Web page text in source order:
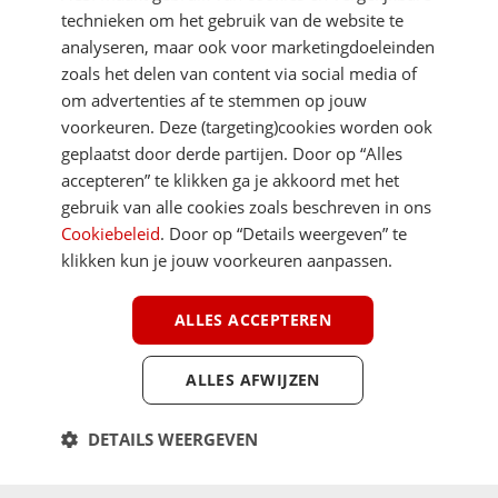
DIRECT NAAR
MEER ACSI FREELIFE
voorbehouden
technieken om het gebruik van de website te
analyseren, maar ook voor marketingdoeleinden
zoals het delen van content via social media of
om advertenties af te stemmen op jouw
voorkeuren. Deze (targeting)cookies worden ook
geplaatst door derde partijen. Door op “Alles
accepteren” te klikken ga je akkoord met het
gebruik van alle cookies zoals beschreven in ons
Cookiebeleid. Door op “Details weergeven” te
klikken kun je jouw voorkeuren aanpassen.
ALLES ACCEPTEREN
ALLES AFWIJZEN
DETAILS WEERGEVEN